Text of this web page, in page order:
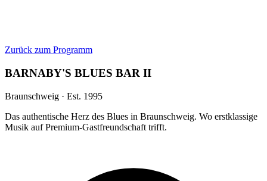
Zurück zum Programm
BARNABY'S BLUES BAR II
Braunschweig · Est. 1995
Das authentische Herz des Blues in Braunschweig. Wo erstklassige
Musik auf Premium-Gastfreundschaft trifft.